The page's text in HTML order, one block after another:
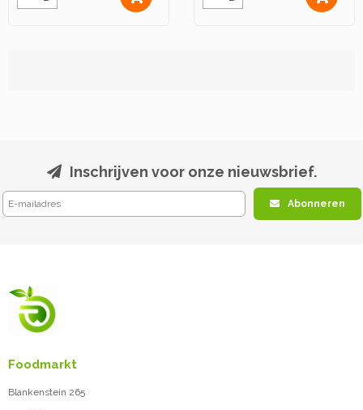
Inschrijven voor onze nieuwsbrief.
Abonneren
Foodmarkt
Blankenstein 265